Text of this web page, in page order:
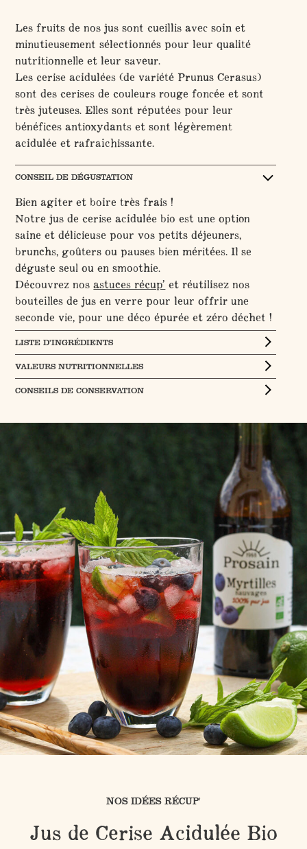
Les fruits de nos jus sont cueillis avec soin et
minutieusement sélectionnés pour leur qualité
nutritionnelle et leur saveur.
Les cerise acidulées (de variété Prunus Cerasus)
sont des cerises de couleurs rouge foncée et sont
très juteuses. Elles sont réputées pour leur
bénéfices antioxydants et sont légèrement
acidulée et rafraichissante.
CONSEIL DE DÉGUSTATION
Bien agiter et boire très frais !
Notre jus de cerise acidulée bio est une option
saine et délicieuse pour vos petits déjeuners,
brunchs, goûters ou pauses bien méritées. Il se
déguste seul ou en smoothie.
Découvrez nosastuces récup’ et réutilisez nos
bouteilles de jus en verre pour leur offrir une
seconde vie, pour une déco épurée et zéro déchet !
LISTE D’INGRÉDIENTS
VALEURS NUTRITIONNELLES
CONSEILS DE CONSERVATION
NOS IDÉES RÉCUP'
Jus de Cerise Acidulée Bio